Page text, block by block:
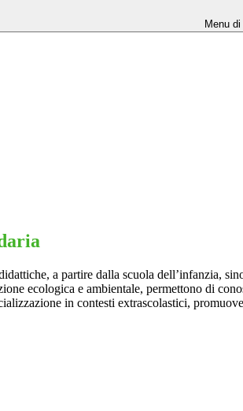
Menu
a partire dalla scuola dell’infanzia,
ecologica e ambientale, permettono di
in contesti extrascolastici,